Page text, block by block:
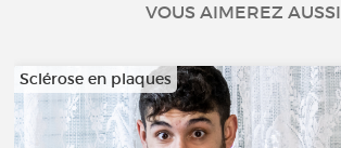
VOUS AIMEREZ AUSSI
Sclérose en plaques